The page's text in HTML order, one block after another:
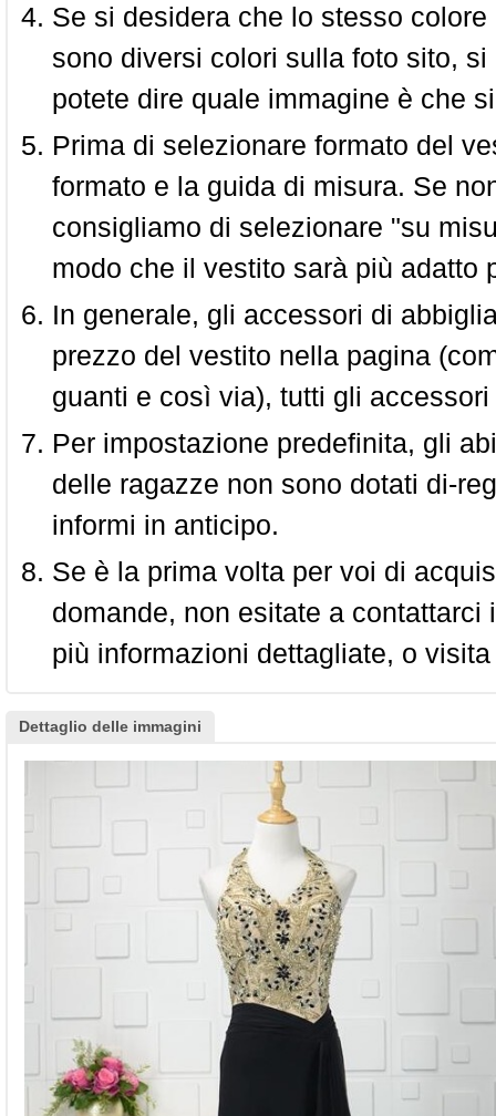
Se si desidera che lo stesso
sono diversi colori sulla foto sito,
potete dire quale immagine è che
Prima di selezionare formato del
formato e la guida di misura. Se
consigliamo di selezionare "su
modo che il vestito sarà più adatto
In generale, gli accessori di
prezzo del vestito nella pagina
guanti e così via), tutti gli
Per impostazione predefinita, gli
delle ragazze non sono dotati di-
informi in anticipo.
Se è la prima volta per voi di
domande, non esitate a
più informazioni dettagliate, o
Dettaglio delle immagini